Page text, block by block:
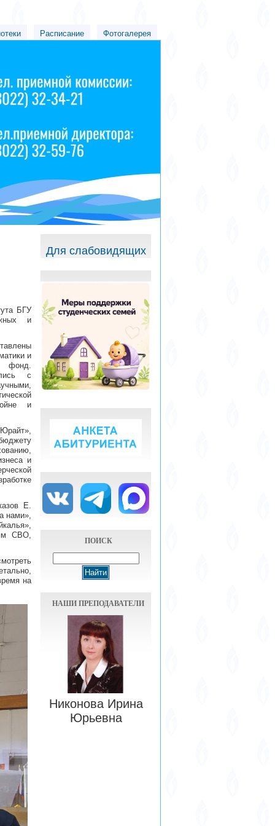
Расписание Фотогалерея
БГУ
и
и
фонд.
с
и
и
Е.
нами»,
СВО,
на
Для слабовидящих
ПОИСК
НАШИ ПРЕПОДАВАТЕЛИ
Никонова Ирина
Юрьевна